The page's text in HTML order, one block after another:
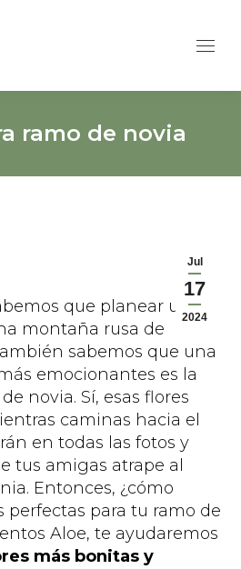
ramo de novia
Jul
17
2024
que planear una
montaña rusa de
sabemos que una
emocionantes es la
novia. Sí, esas flores
caminas hacia el
en todas las fotos y
tus amigas atrape al
Entonces, ¿cómo
perfectas para tu ramo de
Aloe, te ayudaremos
más bonitas y